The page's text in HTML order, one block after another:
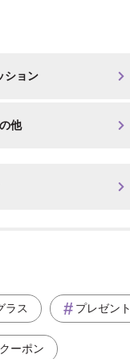
ション
他
ラス プレゼント
クーポン